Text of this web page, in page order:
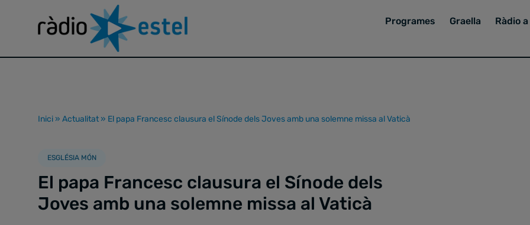
Programes Graella Ràdio
Inici » Actualitat » El papa Francesc clausura el Sínode dels Joves amb una solemne missa al Vaticà
ESGLÉSIA MÓN
El papa Francesc clausura el Sínode dels
Joves amb una solemne missa al Vaticà